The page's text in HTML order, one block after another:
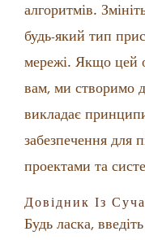
алгоритмів.
будь-який тип
мережі. Якщо цей
вам, ми створимо
викладає
забезпечення для
проектами та
Довідник Із
Будь ласка,